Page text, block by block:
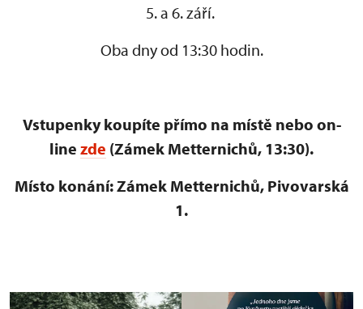
5. a 6. září.
Oba dny od 13:30 hodin.
Vstupenky koupíte přímo na místě nebo on-
line zde (Zámek Metternichů, 13:30).
Místo konání: Zámek Metternichů, Pivovarská
1.